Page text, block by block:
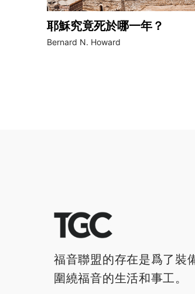
耶穌究竟死於哪一年？
Bernard N. Howard
福音聯盟的存在是爲了裝
圍繞福音的生活和事工。